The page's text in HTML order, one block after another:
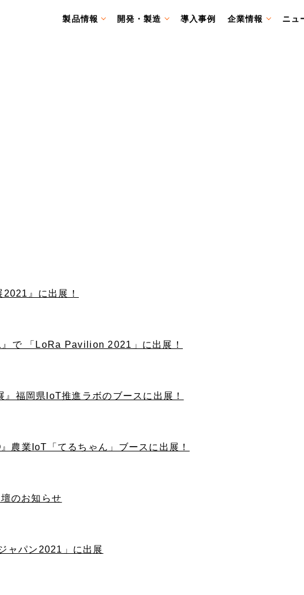
製品情報
開発・製造 導入事例 企業情報 ニュ
』に出展！
で 「LoRa Pavilion 2021」に出展！
福岡県IoT推進ラボのブースに出展！
農業IoT「てるちゃん」ブースに出展！
のお知らせ
ャパン2021」に出展